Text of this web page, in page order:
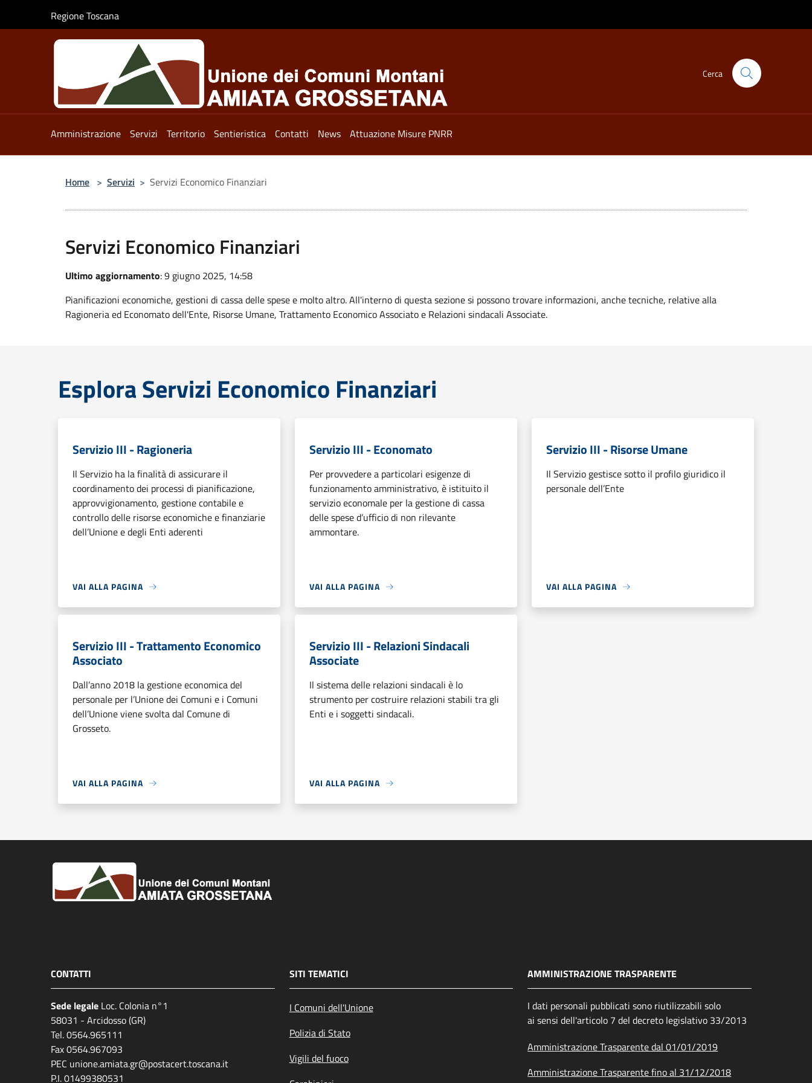
Regione Toscana
Cerca
Amministrazione Servizi Territorio Sentieristica Contatti News Attuazione Misure PNRR
Home > Servizi > Servizi Economico Finanziari
Servizi Economico Finanziari
Ultimo aggiornamento: 9 giugno 2025, 14:58
Pianificazioni economiche, gestioni di cassa delle spese e molto altro. All'interno di questa sezione si possono trovare informazioni, anche tecniche, relative alla
Ragioneria ed Economato dell'Ente, Risorse Umane, Trattamento Economico Associato e Relazioni sindacali Associate.
Esplora Servizi Economico Finanziari
Servizio III - Ragioneria
Il Servizio ha la finalità di assicurare il
coordinamento dei processi di pianificazione,
approvvigionamento, gestione contabile e
controllo delle risorse economiche e finanziarie
dell’Unione e degli Enti aderenti
VAI ALLA PAGINA
Servizio III - Economato
Per provvedere a particolari esigenze di
funzionamento amministrativo, è isti­tuito il
servizio economale per la gestione di cassa
delle spese d’ufficio di non rile­vante
ammontare.
VAI ALLA PAGINA
Servizio III - Risorse Umane
Il Servizio gestisce sotto il profilo giuridico il
personale dell’Ente
VAI ALLA PAGINA
Servizio III - Trattamento Economico
Associato
Dall’anno 2018 la gestione economica del
personale per l’Unione dei Comuni e i Comuni
dell’Unione viene svolta dal Comune di
Grosseto.
VAI ALLA PAGINA
Servizio III - Relazioni Sindacali
Associate
Il sistema delle relazioni sindacali è lo
strumento per costruire relazioni stabili tra gli
Enti e i soggetti sindacali.
VAI ALLA PAGINA
CONTATTI
Sede legale Loc. Colonia n°1
58031 - Arcidosso (GR)
Tel. 0564.965111
Fax 0564.967093
PEC unione.amiata.gr@postacert.toscana.it
P.I. 01499380531
SITI TEMATICI
I Comuni dell'Unione
Polizia di Stato
Vigili del fuoco
AMMINISTRAZIONE TRASPARENTE
I dati personali pubblicati sono riutilizzabili solo
ai sensi dell'articolo 7 del decreto legislativo 33/2013
Amministrazione Trasparente dal 01/01/2019
Amministrazione Trasparente fino al 31/12/2018